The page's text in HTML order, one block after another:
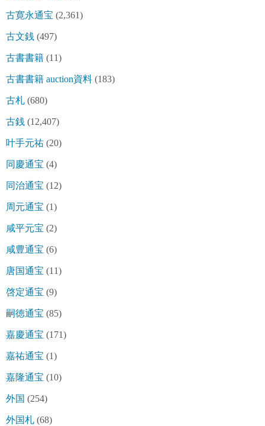
古寛永通宝 (2,361)
古文銭 (497)
古書書籍 (11)
古書書籍 auction資料 (183)
古札 (680)
古銭 (12,407)
叶手元祐 (20)
同慶通宝 (4)
同治通宝 (12)
周元通宝 (1)
咸平元宝 (2)
咸豊通宝 (6)
唐国通宝 (11)
啓定通宝 (9)
嗣徳通宝 (85)
嘉慶通宝 (171)
嘉祐通宝 (1)
嘉隆通宝 (10)
外国 (254)
外国札 (68)